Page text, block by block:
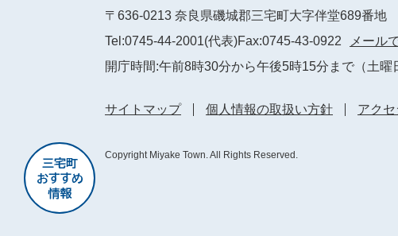
〒636-0213 奈良県磯城郡三宅町大字伴堂689番地
Tel:0745-44-2001(代表)Fax:0745-43-0922
メール
開庁時間:午前8時30分から午後5時15分まで （土
サイトマップ 個人情報の取扱い方針 アク
Copyright Miyake Town. All Rights Reserved.